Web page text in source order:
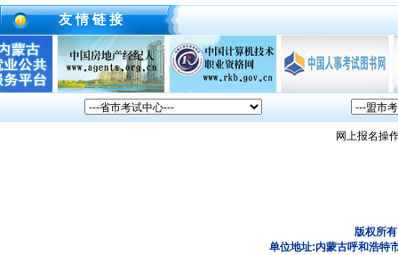
友 情 链 接
网上报名操
版权所
单位地址:内蒙古呼和浩特